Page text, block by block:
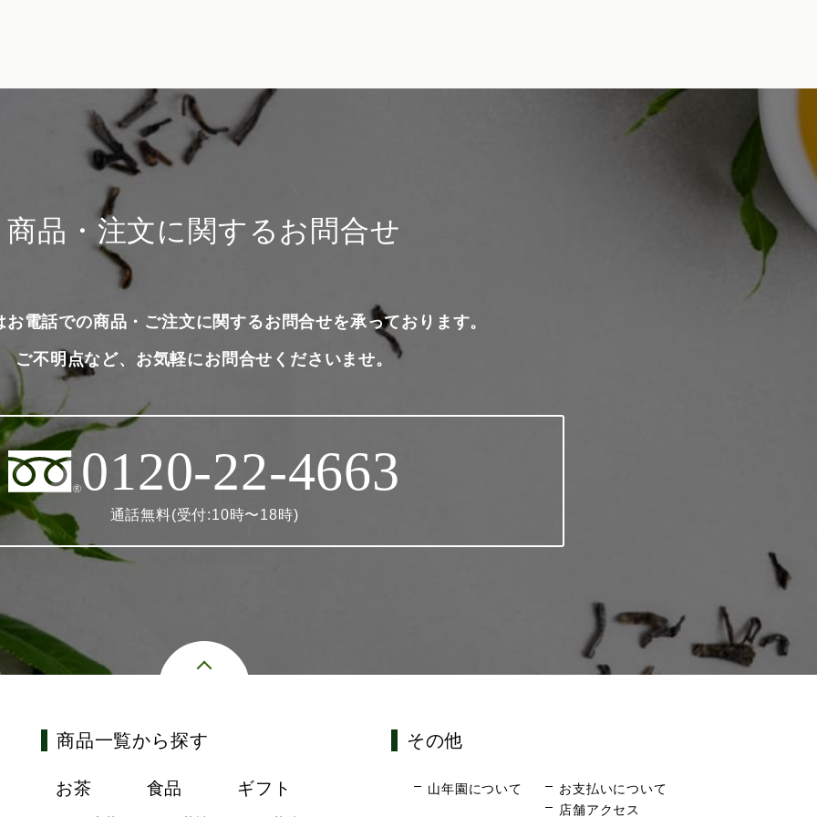
商品・注文に関するお問合せ
お電話での商品・ご注文に関するお問合せを承っております。
ご不明点など、お気軽にお問合せくださいませ。
0120-22-4663
通話無料(受付:10時〜18時)
商品一覧から探す
お茶 食品 ギフト
その他
山年園について
お支払いについて
店舗アクセス